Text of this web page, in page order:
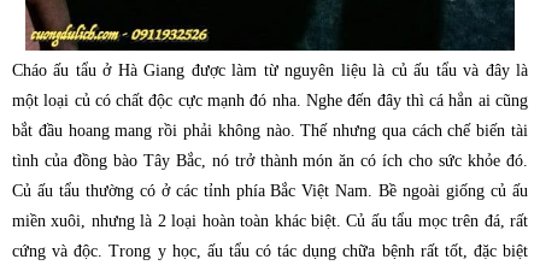
Cháo ấu tẩu ở Hà Giang được làm từ nguyên liệu là củ ấu tẩu và đây là
một loại củ có chất độc cực mạnh đó nha. Nghe đến đây thì cá hẳn ai cũng
bắt đầu hoang mang rồi phải không nào. Thế nhưng qua cách chế biến tài
tình của đồng bào Tây Bắc, nó trở thành món ăn có ích cho sức khỏe đó.
Củ ấu tẩu thường có ở các tỉnh phía Bắc Việt Nam. Bề ngoài giống củ ấu
miền xuôi, nhưng là 2 loại hoàn toàn khác biệt. Củ ấu tẩu mọc trên đá, rất
cứng và độc. Trong y học, ấu tẩu có tác dụng chữa bệnh rất tốt, đặc biệt